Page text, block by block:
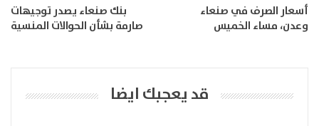
أسعار الصرف في صنعاء
وعدن، مساء الخميس
بنك صنعاء يصدر توجيهات
صارمة بشأن الحوالات المنسية
قد يعجبك ايضا